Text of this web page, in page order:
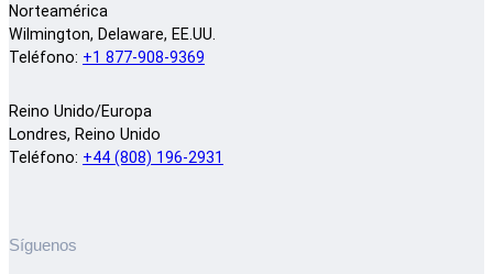
Norteamérica
Wilmington, Delaware, EE.UU.
Teléfono: +1 877-908-9369
Reino Unido/Europa
Londres, Reino Unido
Teléfono: +44 (808) 196-2931
Síguenos